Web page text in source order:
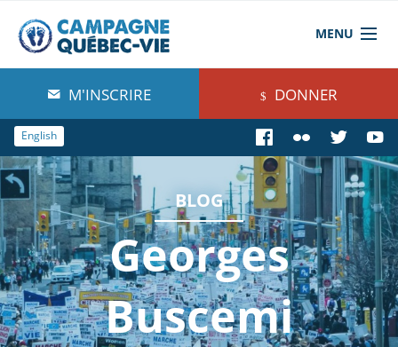
MENU
À propos de nous
Blog
Comprendre
Agir
Boutique
M'INSCRIRE DONNER
English
BLOG
Georges
Buscemi